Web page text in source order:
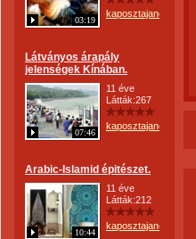
03:19
kaposztajanos
Látványos árapály
jelenségek Kínában.
07:46
11 éve
Látták:267
kaposztajanos
Arabic-Islamid épitészet.
10:44
11 éve
Látták:212
kaposztajanos